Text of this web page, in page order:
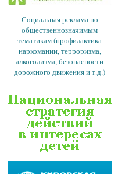
Социальная реклама по
общественнозначимым
тематикам (профилактика
наркомании, терроризма,
алкоголизма, безопасности
дорожного движения и т.д.)